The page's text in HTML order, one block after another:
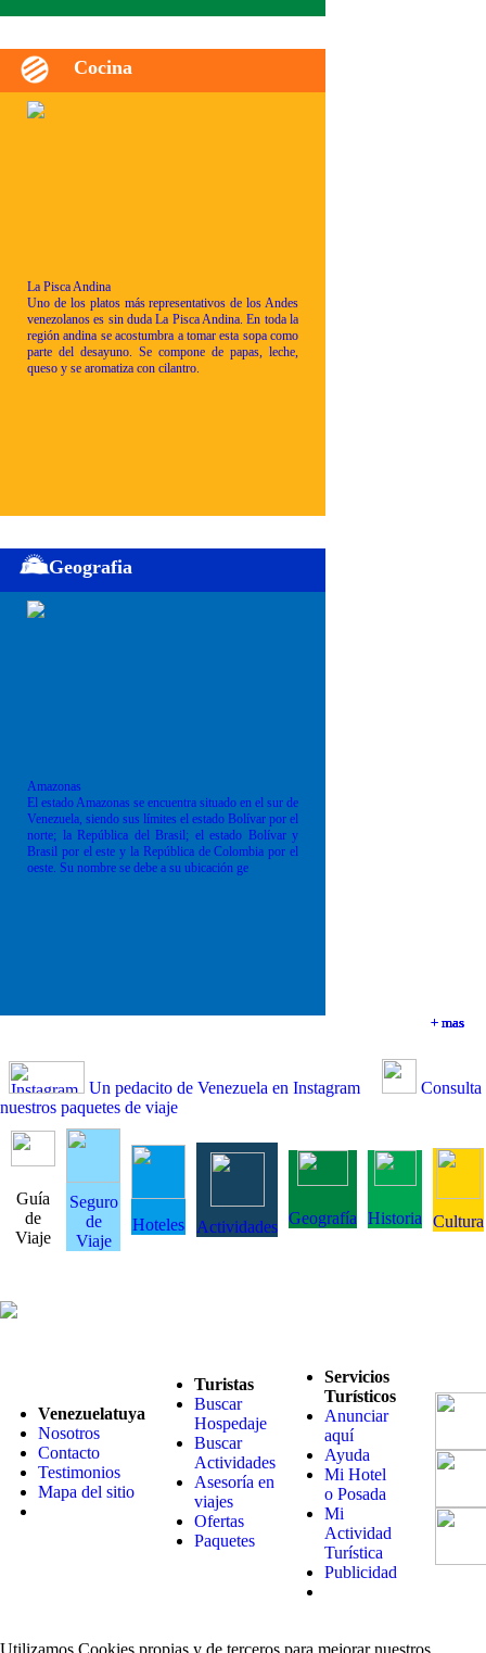
+ mas
+ mas
Cocina
La Pisca Andina
Uno de los platos más representativos de los Andes
venezolanos es sin duda La Pisca Andina. En toda la
región andina se acostumbra a tomar esta sopa como
parte del desayuno. Se compone de papas, leche,
queso y se aromatiza con cilantro.
+ mas
Geografia
Amazonas
El estado Amazonas se encuentra situado en el sur de
Venezuela, siendo sus límites el estado Bolívar por el
norte; la República del Brasil; el estado Bolívar y
Brasil por el este y la República de Colombia por el
oeste. Su nombre se debe a su ubicación ge
+ mas
Un pedacito de Venezuela en Instagram
Consulta
nuestros paquetes de viaje
Guía
de
Viaje
Seguro
de
Viaje
Hoteles Actividades Geografía Historia Cultura
Venezuelatuya
Nosotros
Contacto
Testimonios
Mapa del sitio
Turistas
Buscar
Hospedaje
Buscar
Actividades
Asesoría en
viajes
Ofertas
Paquetes
Servicios
Turísticos
Anunciar
aquí
Ayuda
Mi Hotel
o Posada
Mi
Actividad
Turística
Publicidad
Utilizamos Cookies propias y de terceros para mejorar nuestros